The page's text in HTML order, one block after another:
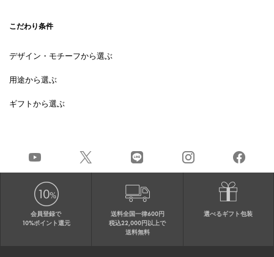
こだわり条件
デザイン・モチーフから選ぶ
用途から選ぶ
ギフトから選ぶ
会員登録で
10%ポイント還元
送料全国一律600円
税込22,000円以上で
送料無料
選べるギフト包装